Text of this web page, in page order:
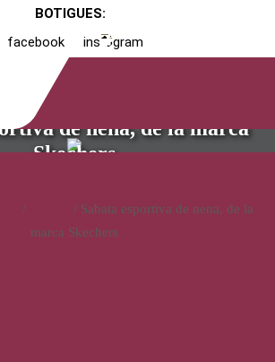
BOTIGUES:
facebook
instagram
de nena, de la marca
Skechers
/
/ Sabata esportiva de nena, de la
marca Skechers